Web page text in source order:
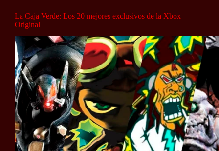
La Caja Verde: Los 20 mejores exclusivos de la Xbox
Original